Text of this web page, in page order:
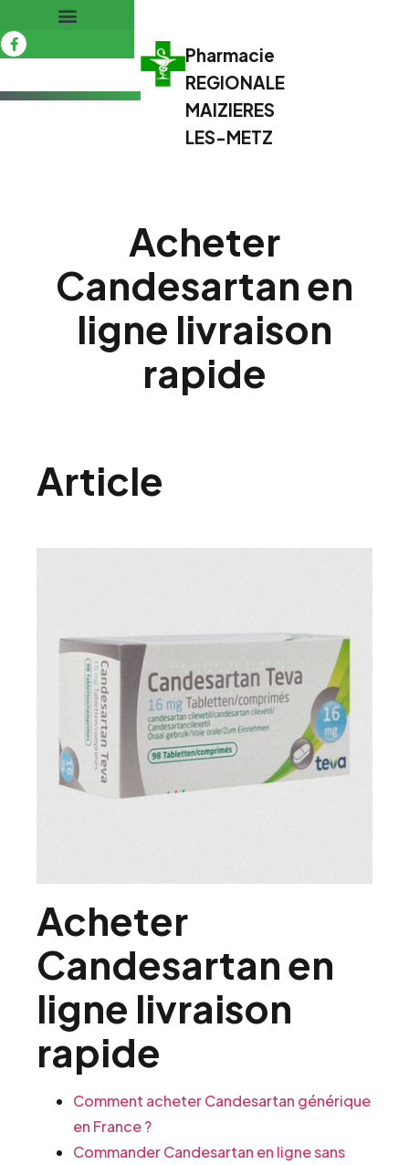
Pharmacie
REGIONALE
MAIZIERES
LES-METZ
Acheter
Candesartan en
ligne livraison
rapide
Article
Acheter
Candesartan en
ligne livraison
rapide
Comment acheter Candesartan générique
en France ?
Commander Candesartan en ligne sans